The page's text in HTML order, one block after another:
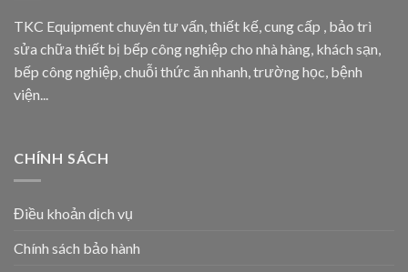
TKC Equipment chuyên tư vấn, thiết kế, cung cấp , bảo trì
sửa chữa thiết bị bếp công nghiệp cho nhà hàng, khách sạn,
bếp công nghiệp, chuỗi thức ăn nhanh, trường học, bệnh
viện...
CHÍNH SÁCH
Điều khoản dịch vụ
Chính sách bảo hành